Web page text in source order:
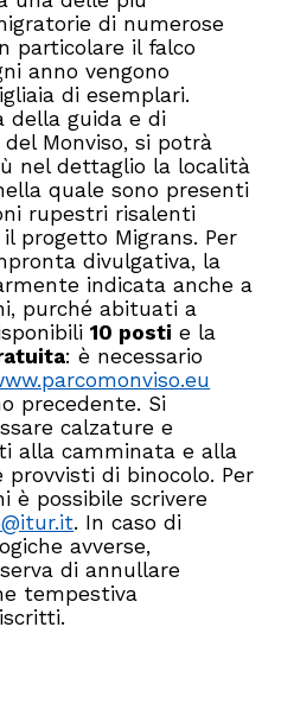
di numerose
particolare il falco
anno vengono
di esemplari.
della guida e di
Monviso, si potrà
nel dettaglio la località
quale sono presenti
rupestri risalenti
progetto Migrans. Per
divulgativa, la
indicata anche a
purché abituati a
10 posti e la
: è necessario
precedente. Si
calzature e
alla camminata e alla
provvisti di binocolo. Per
è possibile scrivere
. In caso di
avverse,
di annullare
tempestiva